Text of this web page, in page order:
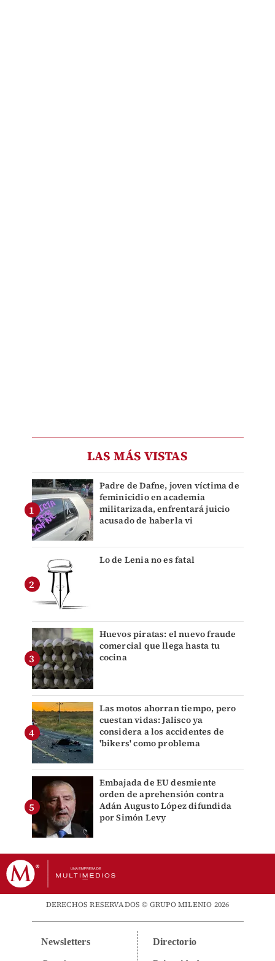
LAS MÁS VISTAS
Padre de Dafne, joven víctima de
feminicidio en academia
militarizada, enfrentará juicio
acusado de haberla vi
Lo de Lenia no es fatal
Huevos piratas: el nuevo fraude
comercial que llega hasta tu
cocina
Las motos ahorran tiempo, pero
cuestan vidas: Jalisco ya
considera a los accidentes de
'bikers' como problema
Embajada de EU desmiente
orden de aprehensión contra
Adán Augusto López difundida
por Simón Levy
DERECHOS RESERVADOS © GRUPO MILENIO 2026
Newsletters Directorio